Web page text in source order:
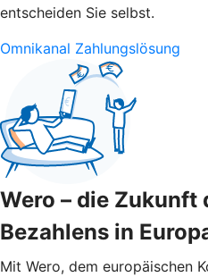
entscheiden Sie selbst.
Omnikanal Zahlungslösung
Wero – die Zukunft
Bezahlens in
Mit Wero, dem europäischen